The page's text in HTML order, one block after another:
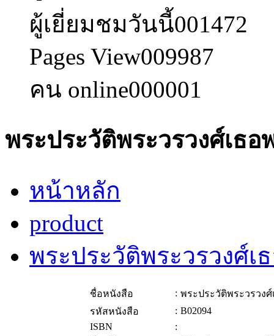
ผู้เยี่ยมชมวันนี้001472
Pages View009987
คน online000001
พระประวัติพระวรวงศ์เธ
หน้าหลัก
product
พระประวัติพระวรวงศ์
ชื่อหนังสือ : พระประวัติพระวรวง
รหัสหนังสือ
: B02094
ISBN
: